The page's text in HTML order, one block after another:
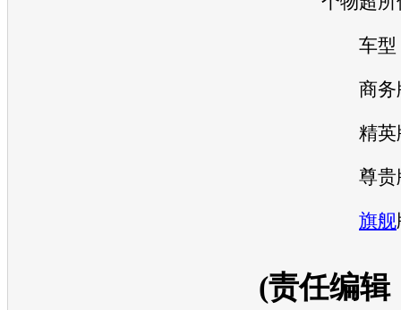
车型
商务
精英
尊贵
旗舰
(责任编辑